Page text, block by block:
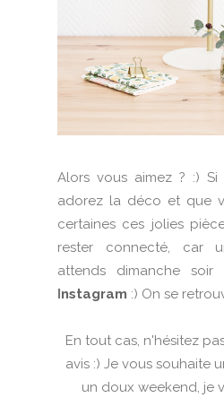
Alors vous aimez ? :)
adorez la déco et que
certaines ces jolies
rester connecté, car
attends dimanche
Instagram :) On se
En tout cas, n'hésitez
avis :) Je vous souhaite
un doux weekend, je